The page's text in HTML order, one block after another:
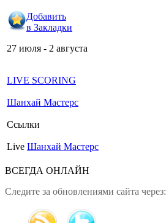
Добавить
в Закладки
27 июля - 2 августа
LIVE SCORING
Шанхай Мастерс
Ссылки
Live Шанхай Мастерс
ВСЕГДА ОНЛАЙН
Следите за обновлениями сайта через: